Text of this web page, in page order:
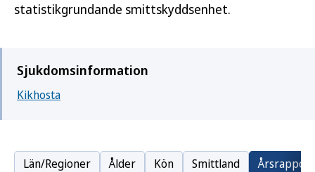
statistikgrundande smittskyddsenhet.
Sjukdomsinformation
Kikhosta
Län/Regioner Ålder Kön Smittland Årsrapport